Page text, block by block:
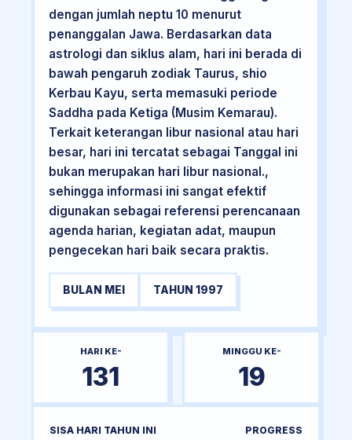
dengan jumlah neptu 10 menurut
penanggalan Jawa. Berdasarkan data
astrologi dan siklus alam, hari ini berada di
bawah pengaruh zodiak Taurus, shio
Kerbau Kayu, serta memasuki periode
Saddha pada Ketiga (Musim Kemarau).
Terkait keterangan libur nasional atau hari
besar, hari ini tercatat sebagai Tanggal ini
bukan merupakan hari libur nasional.,
sehingga informasi ini sangat efektif
digunakan sebagai referensi perencanaan
agenda harian, kegiatan adat, maupun
pengecekan hari baik secara praktis.
BULAN MEI TAHUN 1997
HARI KE-
131
MINGGU KE-
19
SISA HARI TAHUN INI PROGRESS